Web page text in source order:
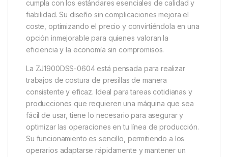
cumpla con los estándares esenciales de calidad y
fiabilidad. Su diseño sin complicaciones mejora el
coste, optimizando el precio y convirtiéndola en una
opción inmejorable para quienes valoran la
eficiencia y la economía sin compromisos.
La ZJ1900DSS-0604 está pensada para realizar
trabajos de costura de presillas de manera
consistente y eficaz. Ideal para tareas cotidianas y
producciones que requieren una máquina que sea
fácil de usar, tiene lo necesario para asegurar y
optimizar las operaciones en tu línea de producción.
Su funcionamiento es sencillo, permitiendo a los
operarios adaptarse rápidamente y mantener un